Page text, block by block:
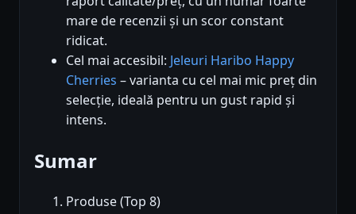
mare de recenzii și un scor constant
ridicat.
Cel mai accesibil: Jeleuri Haribo Happy
Cherries – varianta cu cel mai mic preț din
selecție, ideală pentru un gust rapid și
intens.
Sumar
Produse (Top 8)